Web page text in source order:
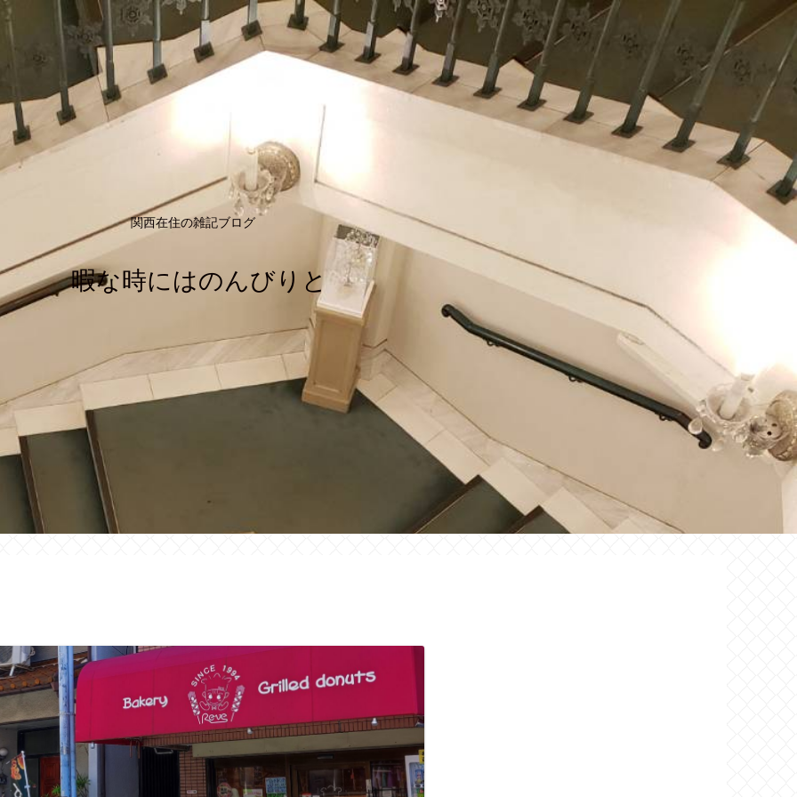
関西在住の雑記ブログ
暇な時にはのんびりと